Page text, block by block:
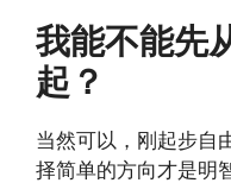
我能不能先
起？
当然可以，刚起步自
择简单的方向才是明